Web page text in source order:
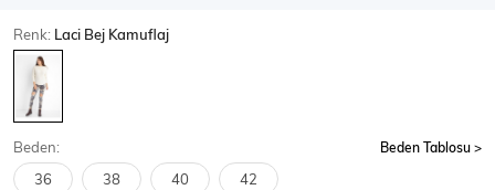
Body
SPOR GİYİM
Renk: Laci Bej Kamuflaj
Beden: Beden Tablosu
36 38 40 42